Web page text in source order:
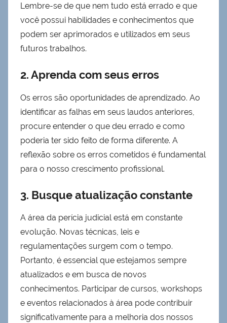
Lembre-se de que nem tudo está errado e que
você possui habilidades e conhecimentos que
podem ser aprimorados e utilizados em seus
futuros trabalhos.
2. Aprenda com seus erros
Os erros são oportunidades de aprendizado. Ao
identificar as falhas em seus laudos anteriores,
procure entender o que deu errado e como
poderia ter sido feito de forma diferente. A
reflexão sobre os erros cometidos é fundamental
para o nosso crescimento profissional.
3. Busque atualização constante
A área da perícia judicial está em constante
evolução. Novas técnicas, leis e
regulamentações surgem com o tempo.
Portanto, é essencial que estejamos sempre
atualizados e em busca de novos
conhecimentos. Participar de cursos, workshops
e eventos relacionados à área pode contribuir
significativamente para a melhoria dos nossos